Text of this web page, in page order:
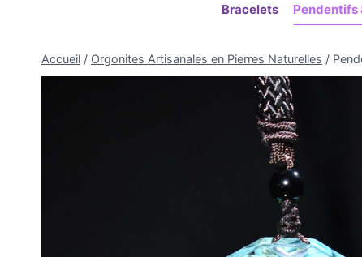
Bracelets Pendentifs
Accueil / Orgonites Artisanales en Pierres Naturelles /